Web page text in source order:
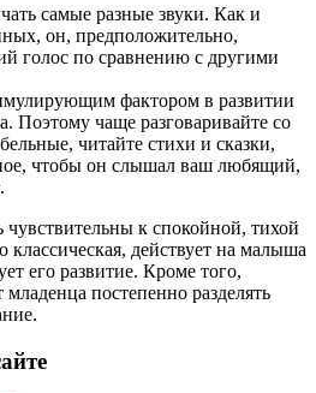
самые разные звуки. Как и
он, предположительно,
голос по сравнению с другими
фактором в развитии
Поэтому чаще разговаривайте со
читайте стихи и сказки,
чтобы он слышал ваш любящий,
чувствительны к спокойной, тихой
действует на малыша
его развитие. Кроме того,
постепенно разделять